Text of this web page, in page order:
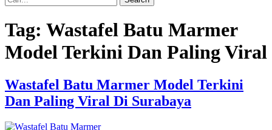
Tag: Wastafel Batu Marmer
Model Terkini Dan Paling Viral
Wastafel Batu Marmer Model Terkini
Dan Paling Viral Di Surabaya